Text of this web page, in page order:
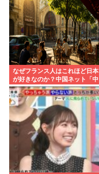
なぜフランス人はこれほど日本
が好きなのか？中国ネット「中
国人も日本が好き」